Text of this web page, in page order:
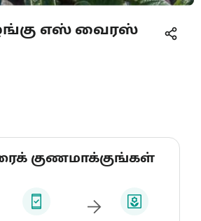
எஸ் வைரஸ்
குணமாக்குங்கள்